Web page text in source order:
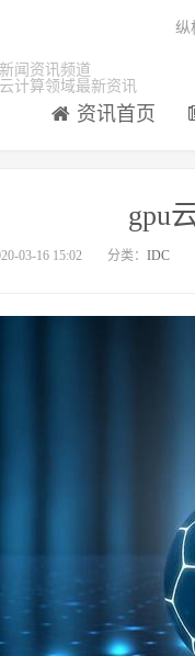
新闻资讯频道
云计算领域最新资讯
资讯首页
纵
gpu
03-16 15:02 分类： IDC